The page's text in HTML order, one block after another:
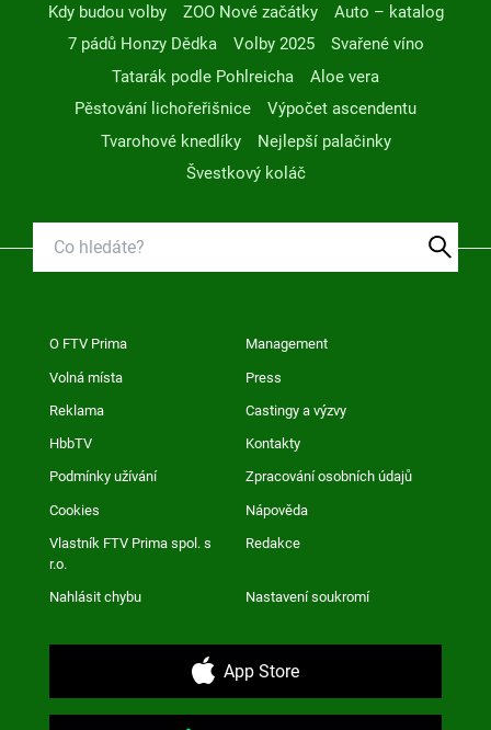
Kdy budou volby
ZOO Nové začátky
Auto – katalog
7 pádů Honzy Dědka
Volby 2025
Svařené víno
Tatarák podle Pohlreicha
Aloe vera
Pěstování lichořeřišnice
Výpočet ascendentu
Tvarohové knedlíky
Nejlepší palačinky
Švestkový koláč
O FTV Prima Management
Volná místa Press
Reklama Castingy a výzvy
HbbTV Kontakty
Podmínky užívání Zpracování osobních údajů
Cookies Nápověda
Vlastník FTV Prima spol. s
r.o.
Redakce
Nahlásit chybu Nastavení soukromí
App Store